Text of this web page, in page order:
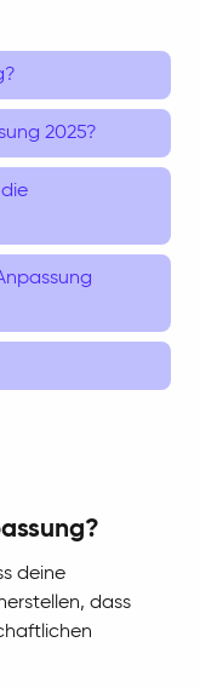
2025?
deine
dass